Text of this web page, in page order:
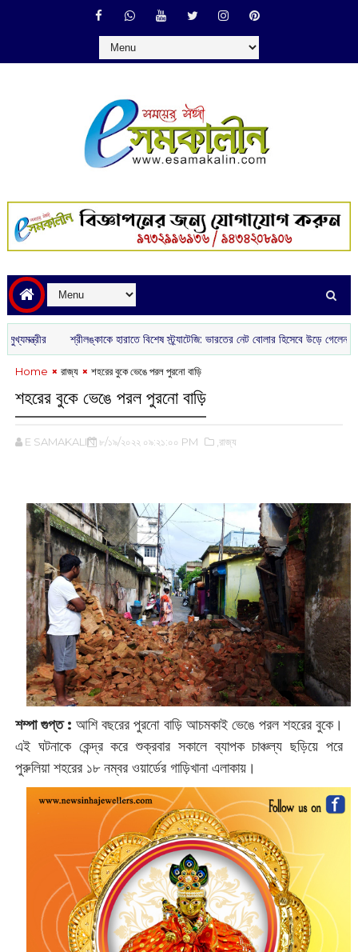
শ্রীলঙ্কাকে হারাতে বিশেষ স্ট্র্যাটেজি: ভারতের নেট বোলার হিসেবে উড়ে গেলেন ৪ ঘরোয়া
Home রাজ্য শহরের বুকে ভেঙে পরল পুরনো বাড়ি
শহরের বুকে ভেঙে পরল পুরনো বাড়ি
E SAMAKALIN ৮/১৯/২০২২ ০৯:২১:০০ PM ,রাজ্য
শম্পা গুপ্ত : আশি বছরের পুরনো বাড়ি ‌আচমকাই ভেঙে পরল শহরের বুকে।
এই ঘটনাকে কেন্দ্র করে শুক্রবার সকালে ব্যাপক চাঞ্চল্য ছ‌ড়িয়ে পরে
পুরুলিয়া শহরের ১৮ নম্বর ওয়ার্ডের গাড়িখানা এলাকায়।